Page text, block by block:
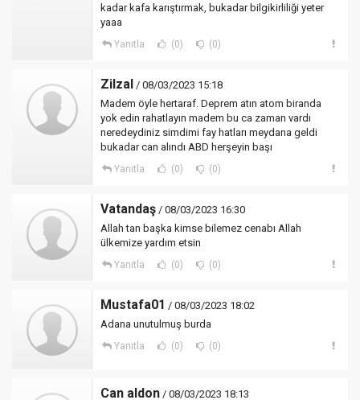
kadar kafa karıştırmak, bukadar bilgikirliliği yeter
yaaa
Yanıtla (0) (0)
Zilzal / 08/03/2023 15:18
Madem öyle hertaraf. Deprem atın atom biranda
yok edin rahatlayın madem bu ca zaman vardı
neredeydiniz simdimi fay hatları meydana geldi
bukadar can alındı ABD herşeyin başı
Yanıtla (0) (0)
Vatandaş / 08/03/2023 16:30
Allah tan başka kimse bilemez cenabı Allah
ülkemize yardım etsin
Yanıtla (0) (0)
Mustafa01 / 08/03/2023 18:02
Adana unutulmuş burda
Yanıtla (0) (0)
Can aldon / 08/03/2023 18:13